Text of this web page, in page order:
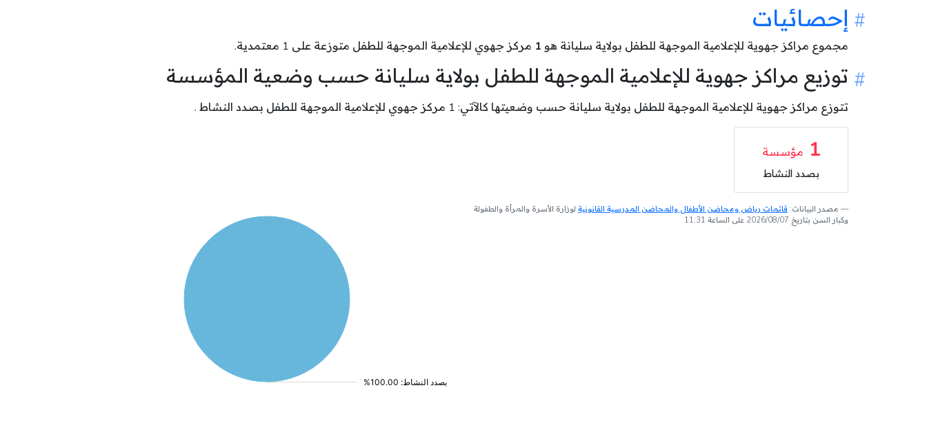
إحصائيات
مجموع مراكز جهوية للإعلامية الموجهة للطفل بولاية سليانة هو 1 مركز جهوي للإعلامية الموجهة للطفل متوزعة على 1 معتمدية.
توزيع مراكز جهوية للإعلامية الموجهة للطفل بولاية سليانة حسب وضعية المؤسسة
تتوزع مراكز جهوية للإعلامية الموجهة للطفل بولاية سليانة حسب وضعيتها كالآتي: 1 مركز جهوي للإعلامية الموجهة للطفل بصدد النشاط .
1 مؤسسة
بصدد النشاط
مصدر البيانات: قائمات رياض ومحاضن الأطفال والمحاضن المدرسية القانونية لوزارة الأسرة والمرأة والطفولة
وكبار السن بتاريخ 2026/08/07 على الساعة 11:31